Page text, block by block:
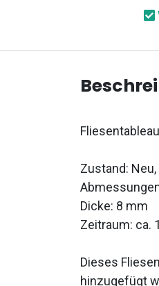
Zustand:
Dicke: 8 mm
Zeitraum: ca.
Dieses
hinzugefügt